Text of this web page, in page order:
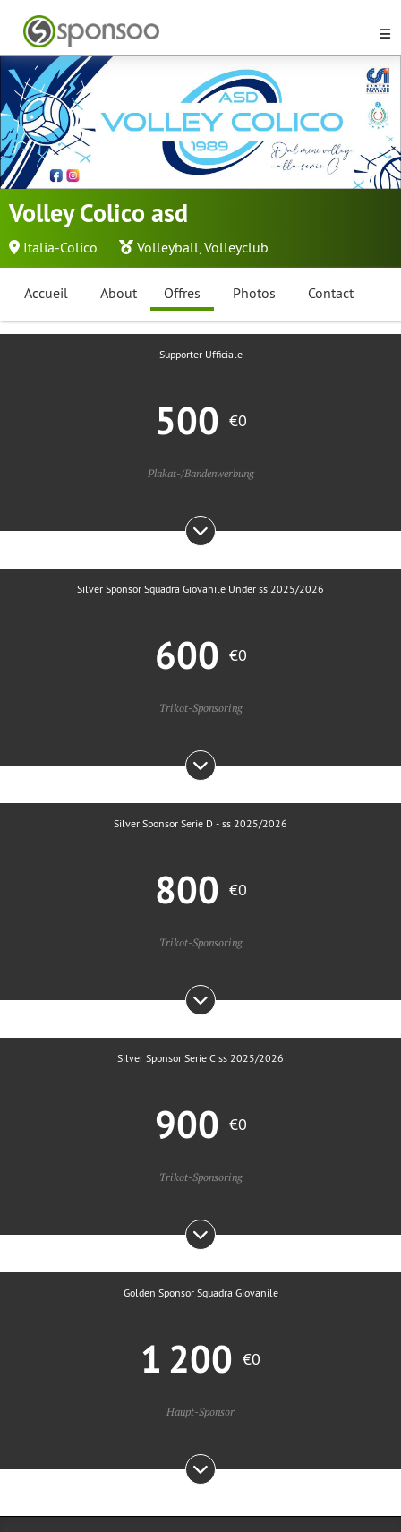
Volley Colico asd
Italia-Colico Volleyball,Volleyclub
Accueil About Offres Photos Contact
Supporter Ufficiale
500 €0
Plakat-/Bandenwerbung
Silver Sponsor Squadra Giovanile Under ss 2025/2026
600 €0
Trikot-Sponsoring
Silver Sponsor Serie D - ss 2025/2026
800 €0
Trikot-Sponsoring
Silver Sponsor Serie C ss 2025/2026
900 €0
Trikot-Sponsoring
Golden Sponsor Squadra Giovanile
1 200 €0
Haupt-Sponsor